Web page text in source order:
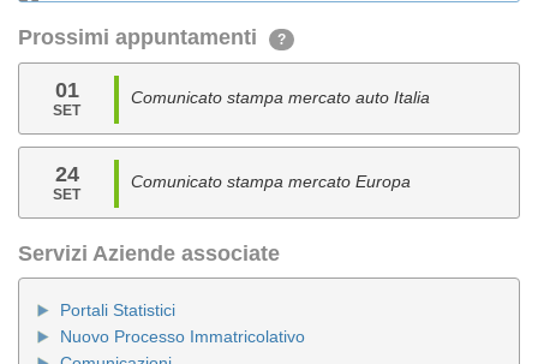
Prossimi appuntamenti ?
01
SET
Comunicato stampa mercato auto Italia
24
SET
Comunicato stampa mercato Europa
Servizi Aziende associate
Portali Statistici
Nuovo Processo Immatricolativo